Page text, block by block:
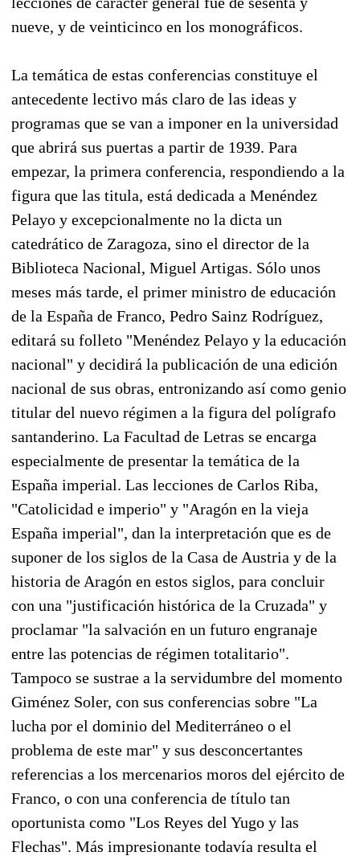
nueve, y de veinticinco en los monográficos.
La temática de estas conferencias constituye el
antecedente lectivo más claro de las ideas y
programas que se van a imponer en la universidad
que abrirá sus puertas a partir de 1939. Para
empezar, la primera conferencia, respondiendo a la
figura que las titula, está dedicada a Menéndez
Pelayo y excepcionalmente no la dicta un
catedrático de Zaragoza, sino el director de la
Biblioteca Nacional, Miguel Artigas. Sólo unos
meses más tarde, el primer ministro de educación
de la España de Franco, Pedro Sainz Rodríguez,
editará su folleto "Menéndez Pelayo y la educación
nacional" y decidirá la publicación de una edición
nacional de sus obras, entronizando así como genio
titular del nuevo régimen a la figura del polígrafo
santanderino. La Facultad de Letras se encarga
especialmente de presentar la temática de la
España imperial. Las lecciones de Carlos Riba,
"Catolicidad e imperio" y "Aragón en la vieja
España imperial", dan la interpretación que es de
suponer de los siglos de la Casa de Austria y de la
historia de Aragón en estos siglos, para concluir
con una "justificación histórica de la Cruzada" y
proclamar "la salvación en un futuro engranaje
entre las potencias de régimen totalitario".
Tampoco se sustrae a la servidumbre del momento
Giménez Soler, con sus conferencias sobre "La
lucha por el dominio del Mediterráneo o el
problema de este mar" y sus desconcertantes
referencias a los mercenarios moros del ejército de
Franco, o con una conferencia de título tan
oportunista como "Los Reyes del Yugo y las
Flechas". Más impresionante todavía resulta el